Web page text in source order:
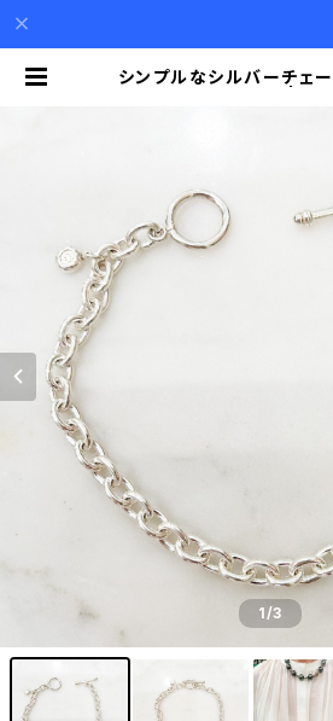
シンプルなシルバーチェ
1/3